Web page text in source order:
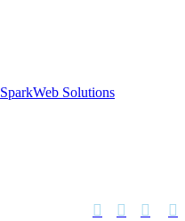
SparkWeb Solutions
   